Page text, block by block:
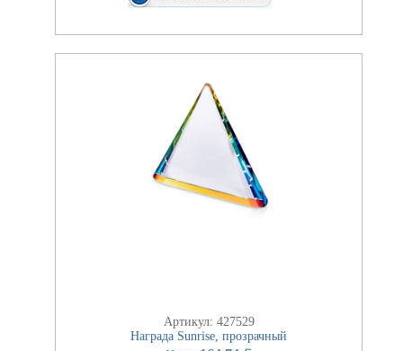
Артикул: 427529
Награда Sunrise, прозрачный